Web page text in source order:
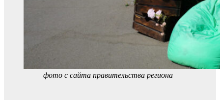
фото с сайта правительства региона